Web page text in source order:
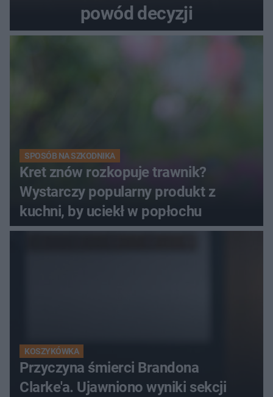
powód decyzji
SPOSÓB NA SZKODNIKA
Kret znów rozkopuje trawnik?
Wystarczy popularny produkt z
kuchni, by uciekł w popłochu
KOSZYKÓWKA
Przyczyna śmierci Brandona
Clarke'a. Ujawniono wyniki sekcji